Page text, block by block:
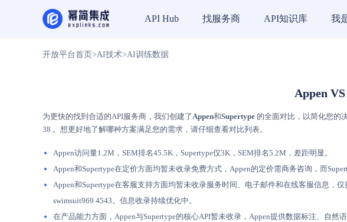
API Hub 找服务商 API知识库 我
开放平台首页 >AI技术>AI训练数据
Appen
为更快的找到合适的API服务商，我们创建了Appen和Supertype 的全面对比，以简化您的
38 。想更好地了解哪种方案满足您的需求，请仔细查看对比列表。
Appen访问量1.2M，SEM排名45.5K，Supertype仅3K，SEM排名5.2M，差距明显。
Appen和Supertype在定价方面均暂未收录免费方式，Appen的定价需商务咨询，而
Appen和Supertype在客服支持方面均暂未收录服务时间、电子邮件和在线客服信息，
swimsuit969 4543。信息收录持续优化中。
在产品能力方面，Appen与Supertype的核心API暂未收录，Appen提供数据标注、自